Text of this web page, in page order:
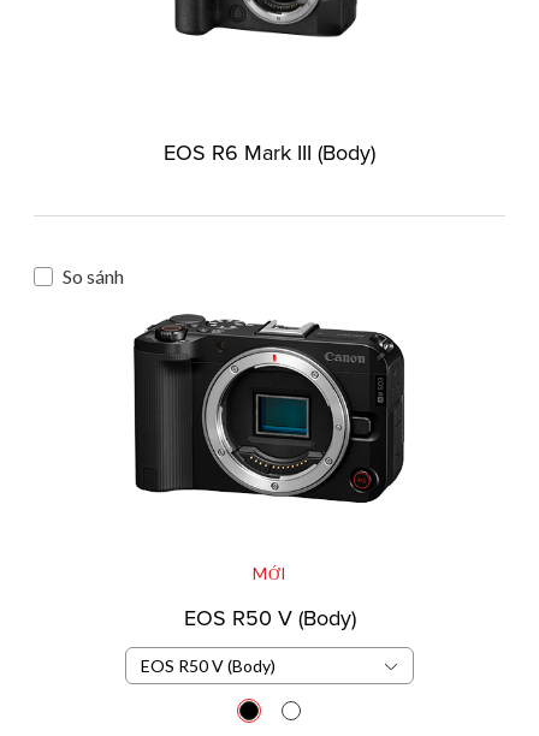
EOS R6 Mark III (Body)
So sánh
MỚI
EOS R50 V (Body)
EOS R50 V (Body)